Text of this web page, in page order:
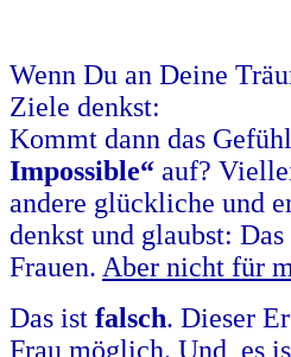
Wenn Du an Deine
Ziele denkst:
Kommt dann das
Impossible“ auf?
andere glückliche und
denkst und glaubst:
Frauen. Aber nicht für
Das ist falsch. Dieser
Frau möglich. Und, es